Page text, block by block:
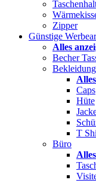
Zipper
Günstige
Alles
Becher
Bekleidung
Caps
Hüte
T
Büro